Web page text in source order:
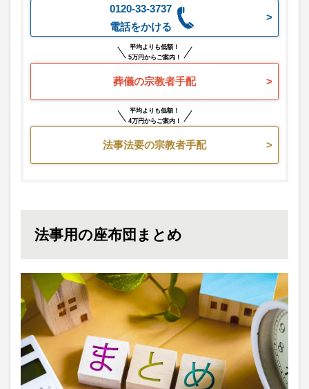
0120-33-3737
電話をかける
平均よりも低額！
5万円からご案内！
葬儀の宗教者手配
平均よりも低額！
4万円からご案内！
法事法要の宗教者手配
法事用の座布団まとめ